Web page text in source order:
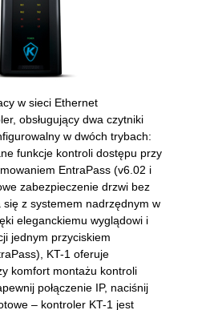
w sieci Ethernet
obsługujący dwa czytniki
w dwóch trybach:
funkcje kontroli dostępu przy
EntraPass (v6.02 i
zabezpieczenie drzwi bez
się z systemem nadrzędnym w
eleganckiemu wyglądowi i
jednym przyciskiem
KT-1 oferuje
komfort montażu kontroli
połączenie IP, naciśnij
– kontroler KT-1 jest